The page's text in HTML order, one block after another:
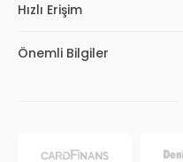
Hızlı Erişim
Önemli Bilgiler